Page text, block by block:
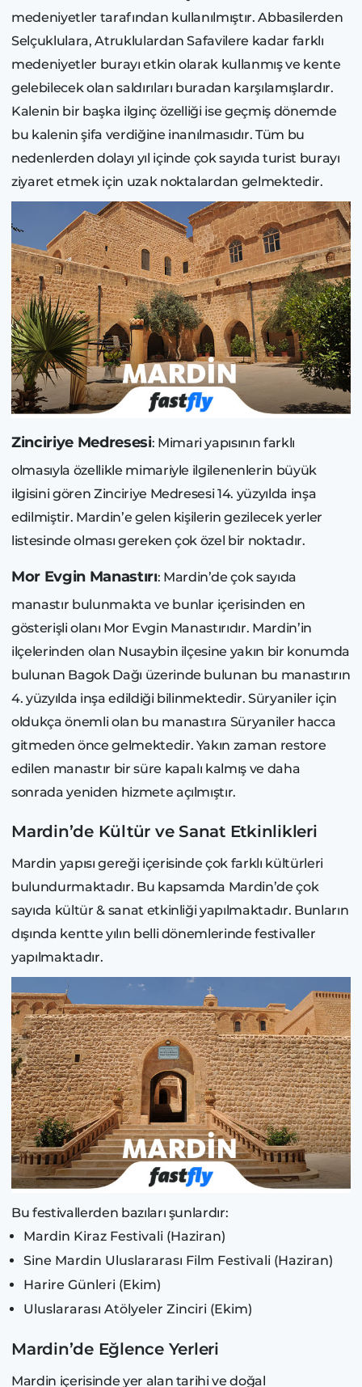
medeniyetler tarafından kullanılmıştır. Abbasilerden
Selçuklulara, Atruklulardan Safavilere kadar farklı
medeniyetler burayı etkin olarak kullanmış ve kente
gelebilecek olan saldırıları buradan karşılamışlardır.
Kalenin bir başka ilginç özelliği ise geçmiş dönemde
bu kalenin şifa verdiğine inanılmasıdır. Tüm bu
nedenlerden dolayı yıl içinde çok sayıda turist burayı
ziyaret etmek için uzak noktalardan gelmektedir.
Zinciriye Medresesi: Mimari yapısının farklı
olmasıyla özellikle mimariyle ilgilenenlerin büyük
ilgisini gören Zinciriye Medresesi 14. yüzyılda inşa
edilmiştir. Mardin’e gelen kişilerin gezilecek yerler
listesinde olması gereken çok özel bir noktadır.
Mor Evgin Manastırı: Mardin’de çok sayıda
manastır bulunmakta ve bunlar içerisinden en
gösterişli olanı Mor Evgin Manastırıdır. Mardin’in
ilçelerinden olan Nusaybin ilçesine yakın bir konumda
bulunan Bagok Dağı üzerinde bulunan bu manastırın
4. yüzyılda inşa edildiği bilinmektedir. Süryaniler için
oldukça önemli olan bu manastıra Süryaniler hacca
gitmeden önce gelmektedir. Yakın zaman restore
edilen manastır bir süre kapalı kalmış ve daha
sonrada yeniden hizmete açılmıştır.
Mardin’de Kültür ve Sanat Etkinlikleri
Mardin yapısı gereği içerisinde çok farklı kültürleri
bulundurmaktadır. Bu kapsamda Mardin’de çok
sayıda kültür & sanat etkinliği yapılmaktadır. Bunların
dışında kentte yılın belli dönemlerinde festivaller
yapılmaktadır.
Bu festivallerden bazıları şunlardır:
Mardin Kiraz Festivali (Haziran)
Sine Mardin Uluslararası Film Festivali (Haziran)
Harire Günleri (Ekim)
Uluslararası Atölyeler Zinciri (Ekim)
Mardin’de Eğlence Yerleri
Mardin içerisinde yer alan tarihi ve doğal